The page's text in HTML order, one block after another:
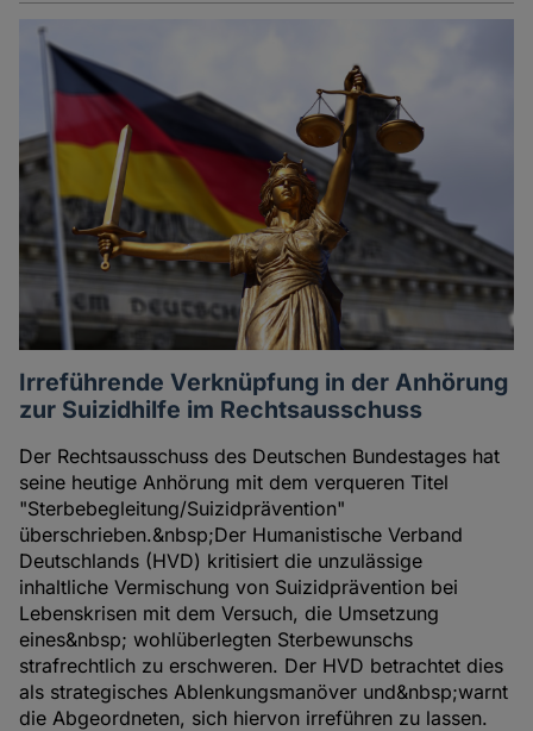
Irreführende Verknüpfung in der Anhörung
zur Suizidhilfe im Rechtsausschuss
Der Rechtsausschuss des Deutschen Bundestages hat
seine heutige Anhörung mit dem verqueren Titel
"Sterbebegleitung/Suizidprävention"
überschrieben.&nbsp;Der Humanistische Verband
Deutschlands (HVD) kritisiert die unzulässige
inhaltliche Vermischung von Suizidprävention bei
Lebenskrisen mit dem Versuch, die Umsetzung
eines&nbsp; wohlüberlegten Sterbewunschs
strafrechtlich zu erschweren. Der HVD betrachtet dies
als strategisches Ablenkungsmanöver und&nbsp;warnt
die Abgeordneten, sich hiervon irreführen zu lassen.